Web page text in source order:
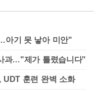
아기 못 낳아 미안"
과…"제가 틀렸습니다"
훈련 완벽 소화